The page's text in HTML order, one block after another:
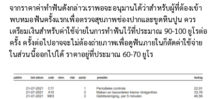
จากราคาค่าทำฟันดังกล่าวเราพอจะอนุมานได้ว่าสำหรับผู้ที่ต้องเข้า
พบหมอฟันครั้งแรกเพื่อตรวจสุขภาพช่องปากและขูดหินปูน ควร
เตรียมเงินสำหรับค่าใช้จ่ายในการทำฟันไว้ที่ประมาณ 90-100 ยูโรต่อ
ครั้ง ครั้งต่อไปอาจจะไม่ต้องถ่ายภาพเพื่อดูฟันภายในก็ตัดค่าใช้จ่าย
ในส่วนนี้ออกไปได้ ราคาอยู่ที่ประมาณ 60-70 ยูโร